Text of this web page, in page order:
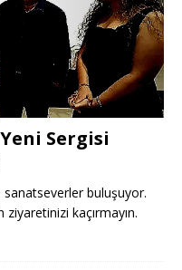
Sergisi
sanatseverler buluşuyor.
kaçırmayın.